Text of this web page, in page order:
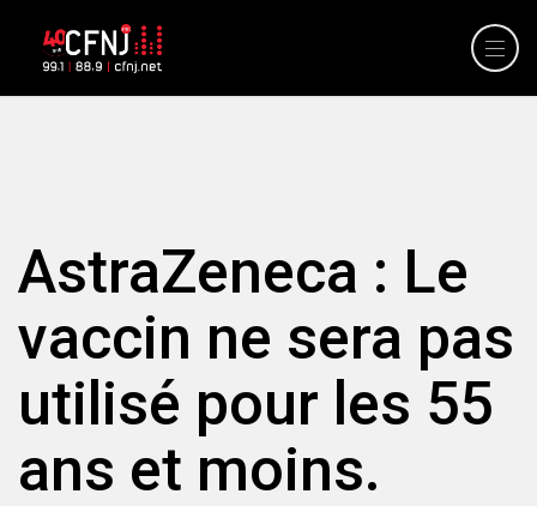
AstraZeneca : Le
vaccin ne sera pas
utilisé pour les 55
ans et moins.